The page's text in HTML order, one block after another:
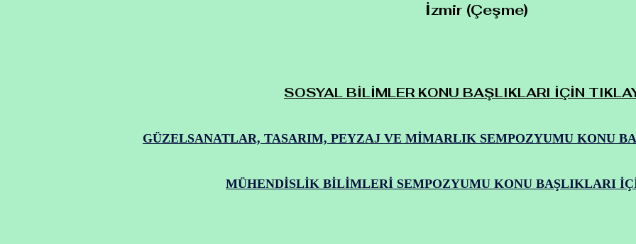
İzmir (Çeşme)
SOSYAL BİLİMLER KONU BAŞLIKLARI İÇİN
GÜZELSANATLAR, TASARIM, PEYZAJ VE MİMARLIK SEMPOZYUMU KONU
MÜHENDİSLİK BİLİMLERİ SEMPOZYUMU KONU BAŞLIKLARI